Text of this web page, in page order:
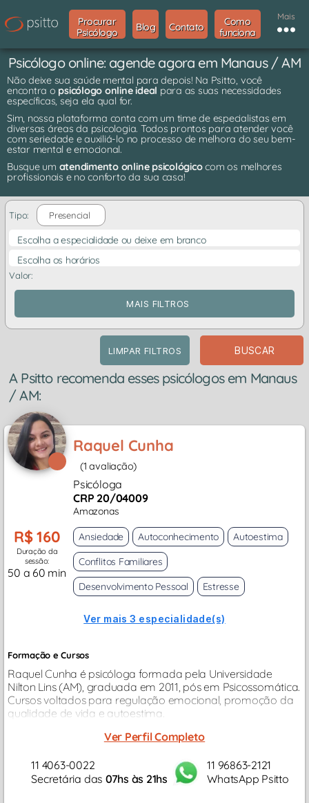
Procurar
Psicólogo
Blog Contato
Como
funciona
Mais
Psicólogo online: agende agora em Manaus / AM
Não deixe sua saúde mental para depois! Na Psitto, você
encontra o psicólogo online ideal para as suas necessidades
específicas, seja ela qual for.
Sim, nossa plataforma conta com um time de especialistas em
diversas áreas da psicologia. Todos prontos para atender você
com seriedade e auxiliá-lo no processo de melhora do seu bem-
estar mental e emocional.
Busque um atendimento online psicológicocom os melhores
profissionais e no conforto da sua casa!
Tipo: Presencial
Escolha a especialidade ou deixe em branco
Escolha os horários
Valor:
MAIS FILTROS
LIMPAR FILTROS BUSCAR
A Psitto recomenda esses psicólogos em Manaus
/ AM:
Raquel Cunha
(1 avaliação)
Psicóloga
CRP 20/04009
Amazonas
R$ 160
Duração da
sessão:
50 a 60 min
Ansiedade Autoconhecimento
Autoestima
Conflitos Familiares
Desenvolvimento Pessoal
Estresse
Ver mais 3 especialidade(s)
Formação e Cursos
Raquel Cunha é psicóloga formada pela Universidade
Nilton Lins (AM), graduada em 2011, pós em Psicossomática.
Cursos voltados para regulação emocional, promoção da
qualidade de vida e autoestima.
Ver Perfil Completo
11 4063-0022
Secretária das 07hs às 21hs
11 96863-2121
WhatsApp Psitto